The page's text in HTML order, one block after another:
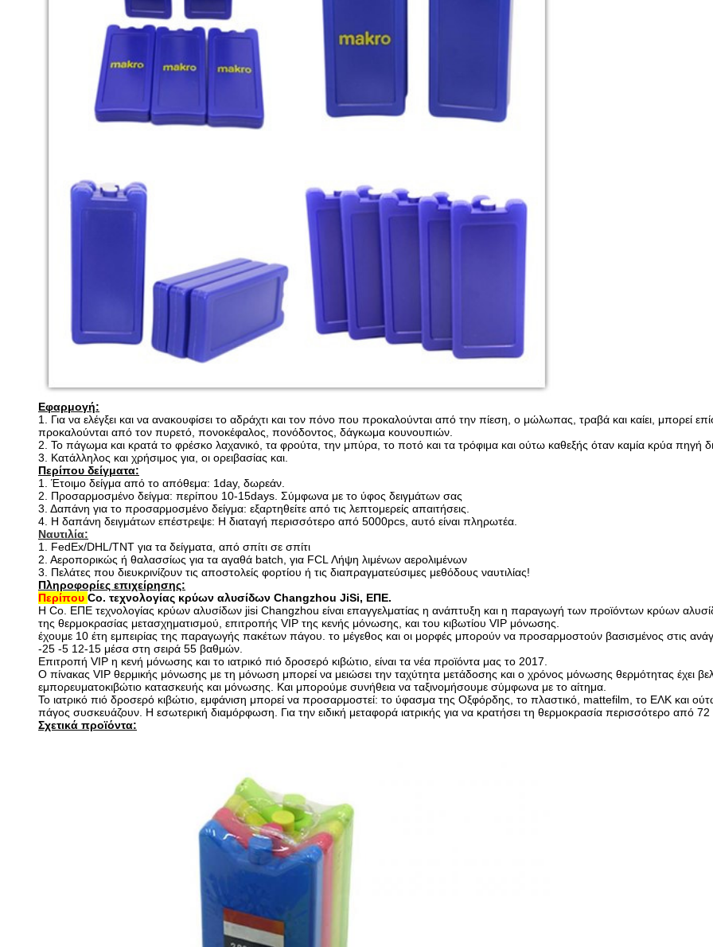
Εφαρμογή:
1. Για να ελέγξει και να ανακουφίσει το αδράχτι και τον πόνο που προκαλούνται από την πίεση, ο μώλωπας, τραβά και καίει, μπορεί
προκαλούνται από τον πυρετό, πονοκέφαλος, πονόδοντος, δάγκωμα κουνουπιών.
2. Το πάγωμα και κρατά το φρέσκο λαχανικό, τα φρούτα, την μπύρα, το ποτό και τα τρόφιμα και ούτω καθεξής όταν καμία κρύα πηγή
3. Κατάλληλος και χρήσιμος για, οι ορειβασίας και.
Περίπου δείγματα:
1. Έτοιμο δείγμα από το απόθεμα: 1day, δωρεάν.
2. Προσαρμοσμένο δείγμα: περίπου 10-15days. Σύμφωνα με το ύφος δειγμάτων σας
3. Δαπάνη για το προσαρμοσμένο δείγμα: εξαρτηθείτε από τις λεπτομερείς απαιτήσεις.
4. Η δαπάνη δειγμάτων επέστρεψε: Η διαταγή περισσότερο από 5000pcs, αυτό είναι πληρωτέα.
Ναυτιλία:
1. FedEx/DHL/TNT για τα δείγματα, από σπίτι σε σπίτι
2. Αεροπορικώς ή θαλασσίως για τα αγαθά batch, για FCL Λήψη λιμένων αερολιμένων
3. Πελάτες που διευκρινίζουν τις αποστολείς φορτίου ή τις διαπραγματεύσιμες μεθόδους ναυτιλίας!
Πληροφορίες επιχείρησης:
Περίπου Co. τεχνολογίας κρύων αλυσίδων Changzhou JiSi, ΕΠΕ.
Η Co. ΕΠΕ τεχνολογίας κρύων αλυσίδων jisi Changzhou είναι επαγγελματίας η ανάπτυξη και η παραγωγή των προϊόντων κρύων
της θερμοκρασίας μετασχηματισμού, επιτροπής VIP της κενής μόνωσης, και του κιβωτίου VIP μόνωσης.
έχουμε 10 έτη εμπειρίας της παραγωγής πακέτων πάγου. το μέγεθος και οι μορφές μπορούν να προσαρμοστούν βασισμένος στις
-25 -5 12-15 μέσα στη σειρά 55 βαθμών.
Επιτροπή VIP η κενή μόνωσης και το ιατρικό πιό δροσερό κιβώτιο, είναι τα νέα προϊόντα μας το 2017.
Ο πίνακας VIP θερμικής μόνωσης με τη μόνωση μπορεί να μειώσει την ταχύτητα μετάδοσης και ο χρόνος μόνωσης θερμότητας έχει
εμπορευματοκιβώτιο κατασκευής και μόνωσης. Και μπορούμε συνήθεια να ταξινομήσουμε σύμφωνα με το αίτημα.
Το ιατρικό πιό δροσερό κιβώτιο, εμφάνιση μπορεί να προσαρμοστεί: το ύφασμα της Οξφόρδης, το πλαστικό, mattefilm, το ΕΛΚ και
πάγος συσκευάζουν. Η εσωτερική διαμόρφωση. Για την ειδική μεταφορά ιατρικής για να κρατήσει τη θερμοκρασία περισσότερο από
Σχετικά προϊόντα: